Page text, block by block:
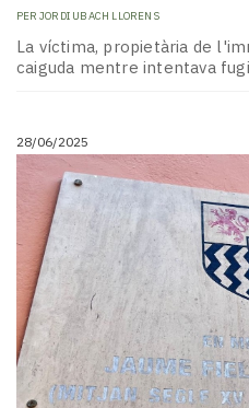
PER JORDI UBACH LLORENS
La víctima, propietària de
caiguda mentre intentava
28/06/2025